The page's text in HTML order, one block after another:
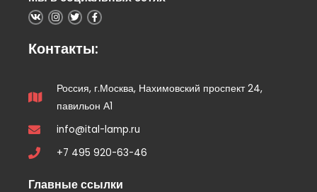
Контакты:
Россия, г.Москва, Нахимовский проспект 24,
павильон А1
info@ital-lamp.ru
+7 495 920-63-46
Главные ссылки